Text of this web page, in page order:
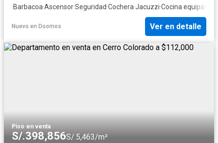
·Barbacoa·Ascensor·Seguridad·Cochera·Jacuzzi·Cocina equipada
Nuevo en Doomos Ver en detalle
Piso·en venta
S/.398,856S/.5,463/m²